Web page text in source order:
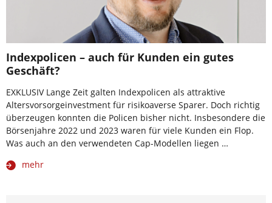
Indexpolicen – auch für Kunden ein gutes
Geschäft?
EXKLUSIV Lange Zeit galten Indexpolicen als attraktive
Altersvorsorgeinvestment für risikoaverse Sparer. Doch richtig
überzeugen konnten die Policen bisher nicht. Insbesondere die
Börsenjahre 2022 und 2023 waren für viele Kunden ein Flop.
Was auch an den verwendeten Cap-Modellen liegen …
mehr